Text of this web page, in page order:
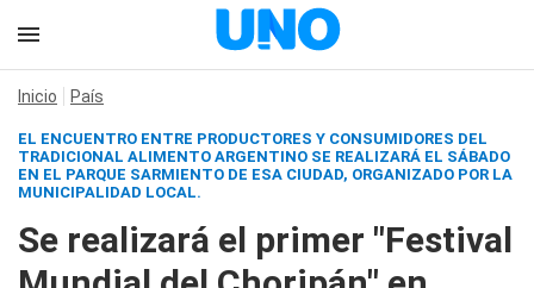
Inicio País
EL ENCUENTRO ENTRE PRODUCTORES Y CONSUMIDORES DEL
TRADICIONAL ALIMENTO ARGENTINO SE REALIZARÁ EL SÁBADO
EN EL PARQUE SARMIENTO DE ESA CIUDAD, ORGANIZADO POR LA
MUNICIPALIDAD LOCAL.
Se realizará el primer "Festival